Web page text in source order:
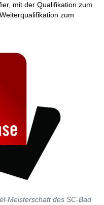
mit der Qualifikation zum
zum
Meisterschaft des SC-Bad